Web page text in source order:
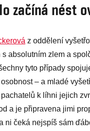
začíná nést
z oddělení
s absolutním zlem a
tyto případy
– a mladé
k líhni jejich
a je připravena jimi
ni čeká nejspíš sám